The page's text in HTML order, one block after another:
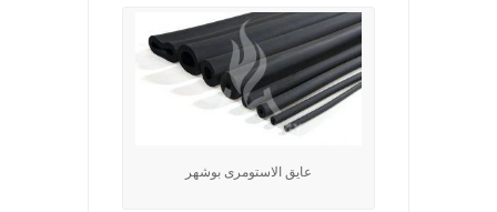
عایق الاستومری بوشهر